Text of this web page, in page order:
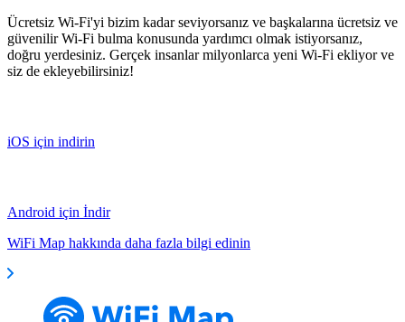
Ücretsiz Wi-Fi'yi bizim kadar seviyorsanız ve başkalarına ücretsiz ve
güvenilir Wi-Fi bulma konusunda yardımcı olmak istiyorsanız,
doğru yerdesiniz. Gerçek insanlar milyonlarca yeni Wi-Fi ekliyor ve
siz de ekleyebilirsiniz!
iOS için indirin
Android için İndir
WiFi Map hakkında daha fazla bilgi edinin